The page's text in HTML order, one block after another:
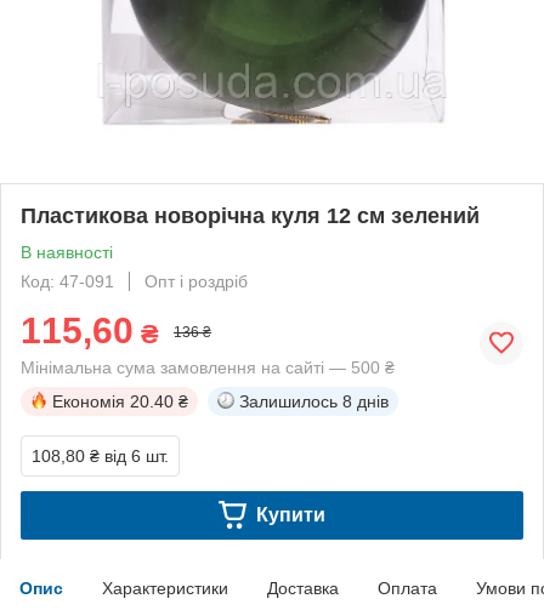
Пластикова новорічна куля 12 см зелений
В наявності
Код: 47-091
Опт і роздріб
115,60 ₴ 136 ₴
Мінімальна сума замовлення на сайті — 500 ₴
Економія 20.40 ₴ Залишилось 8 днів
108,80 ₴ від 6 шт.
Купити
Опис Характеристики Доставка Оплата Умови